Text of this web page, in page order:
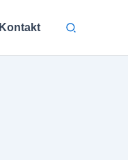
Kontakt Suchen